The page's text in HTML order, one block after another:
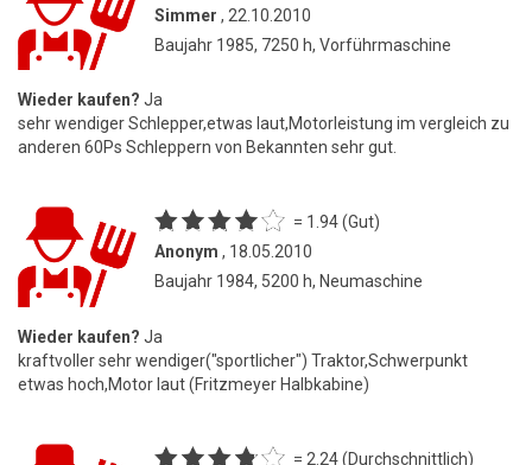
Simmer , 22.10.2010
Baujahr 1985, 7250 h, Vorführmaschine
Wieder kaufen? Ja
sehr wendiger Schlepper,etwas laut,Motorleistung im vergleich zu
anderen 60Ps Schleppern von Bekannten sehr gut.
= 1.94 (Gut)
Anonym , 18.05.2010
Baujahr 1984, 5200 h, Neumaschine
Wieder kaufen? Ja
kraftvoller sehr wendiger("sportlicher") Traktor,Schwerpunkt
etwas hoch,Motor laut (Fritzmeyer Halbkabine)
= 2.24 (Durchschnittlich)